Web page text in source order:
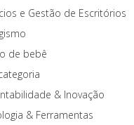
e Gestão de Escritórios
de bebê
& Inovação
& Ferramentas